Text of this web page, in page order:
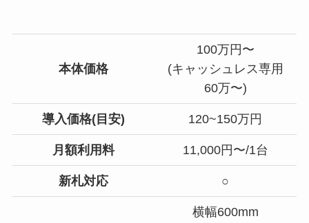
本体価格
100万円〜
(キャッシュレス専用
60万〜)
導入価格(目安) 120~150万円
月額利用料 11,000円〜/1台
新札対応 ○
横幅600mm